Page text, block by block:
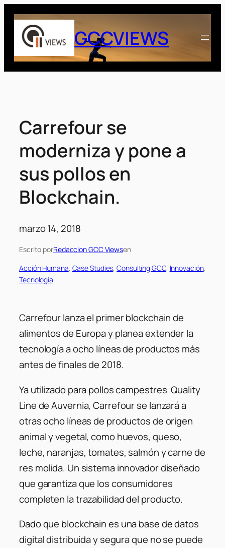
Saltar
contenido
GCCVIEWS
Carrefour se
moderniza y pone a
sus pollos en
Blockchain.
marzo 14, 2018
Escrito porRedaccion GCC Viewsen
Acción Humana, Case Studies, Consulting GCC, Innovación
Tecnología
Carrefour lanza el primer blockchain de
alimentos de Europa y planea extender la
tecnología a ocho líneas de productos más
antes de finales de 2018.
Ya utilizado para pollos campestres Quality
Line de Auvernia, Carrefour se lanzará a
otras ocho líneas de productos de origen
animal y vegetal, como huevos, queso,
leche, naranjas, tomates, salmón y carne de
res molida. Un sistema innovador diseñado
que garantiza que los consumidores
completen la trazabilidad del producto.
Dado que blockchain es una base de datos
digital distribuida y segura que no se puede